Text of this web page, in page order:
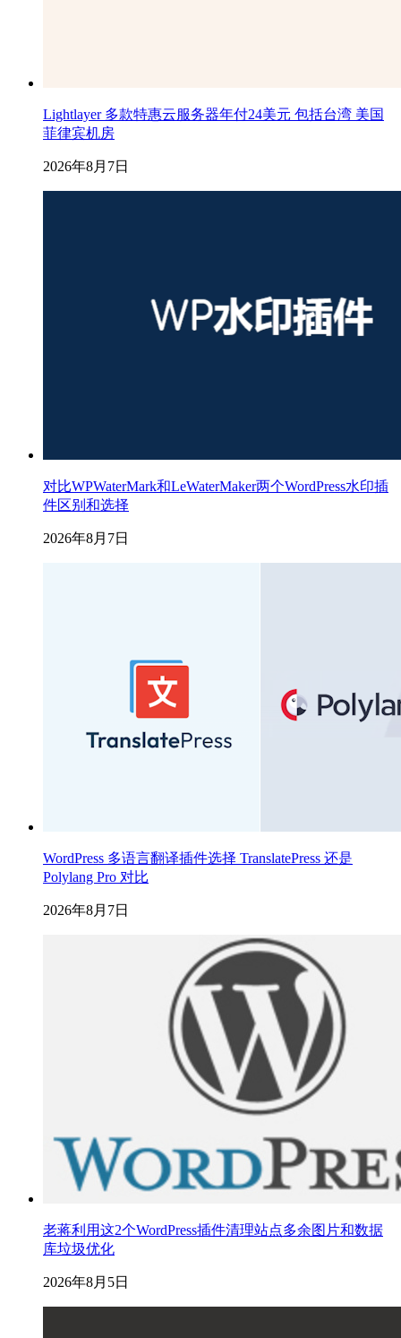
Lightlayer 多款特惠云服务器年付24美元 包括台湾 美国
菲律宾机房
2026年8月7日
对比WPWaterMark和LeWaterMaker两个WordPress水印插
件区别和选择
2026年8月7日
WordPress 多语言翻译插件选择 TranslatePress 还是
Polylang Pro 对比
2026年8月7日
老蒋利用这2个WordPress插件清理站点多余图片和数据
库垃圾优化
2026年8月5日